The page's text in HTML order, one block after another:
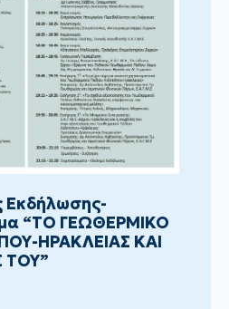
Εκδήλωσης-
“ΤΟ ΓΕΩΘΕΡΜΙΚΟ
ΗΡΑΚΛΕΙΑΣ ΚΑΙ
ΤΟΥ”